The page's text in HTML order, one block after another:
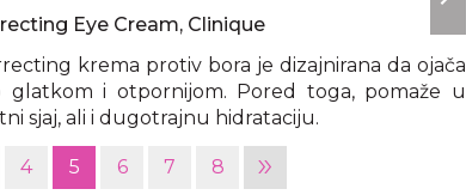
Eye Cream, Clinique
krema protiv bora je dizajnirana da ojača
glatkom i otpornijom. Pored toga, pomaže u
sjaj, ali i dugotrajnu hidrataciju.
4 5 6 7 8 »